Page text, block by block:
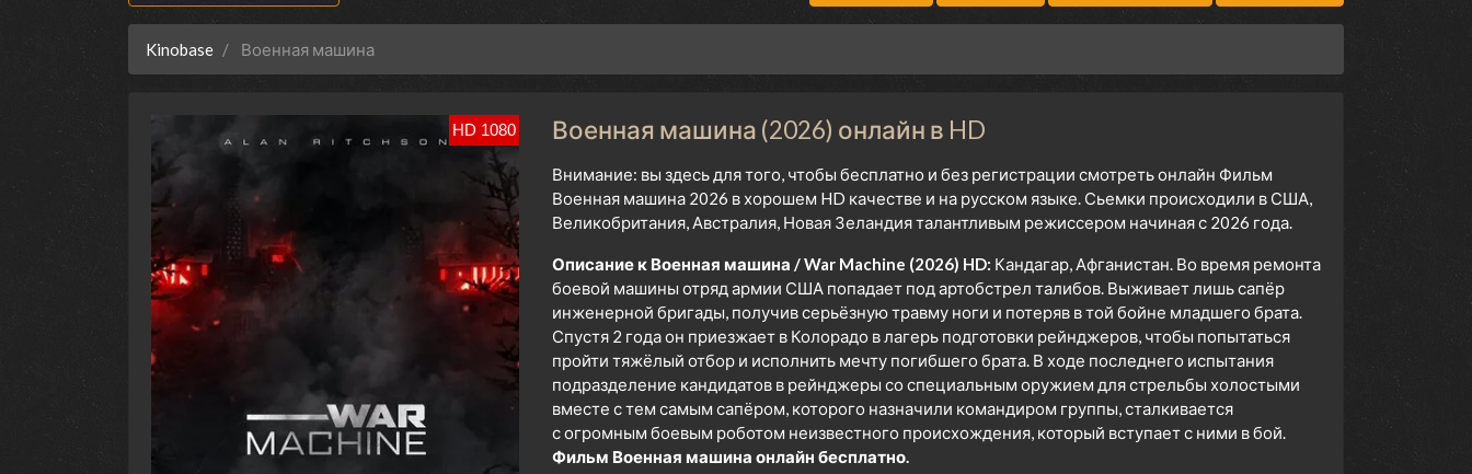
Kinobase Военная машина
HD 1080 Военная машина (2026) онлайн в HD
Внимание: вы здесь для того, чтобы бесплатно и без регистрации смотреть онлайн Фильм
Военная машина 2026 в хорошем HD качестве и на русском языке. Сьемки происходили в США,
Великобритания, Австралия, Новая Зеландия талантливым режиссером начиная с 2026 года.
Описание к Военная машина / War Machine (2026) HD: Кандагар, Афганистан. Во время ремонта
боевой машины отряд армии США попадает под артобстрел талибов. Выживает лишь сапёр
инженерной бригады, получив серьёзную травму ноги и потеряв в той бойне младшего брата.
Спустя 2 года он приезжает в Колорадо в лагерь подготовки рейнджеров, чтобы попытаться
пройти тяжёлый отбор и исполнить мечту погибшего брата. В ходе последнего испытания
подразделение кандидатов в рейнджеры со специальным оружием для стрельбы холостыми
вместе с тем самым сапёром, которого назначили командиром группы, сталкивается
с огромным боевым роботом неизвестного происхождения, который вступает с ними в бой.
Фильм Военная машина онлайн бесплатно.